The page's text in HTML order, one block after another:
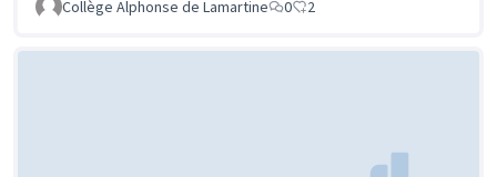
Collège Alphonse de Lamartine 0 2